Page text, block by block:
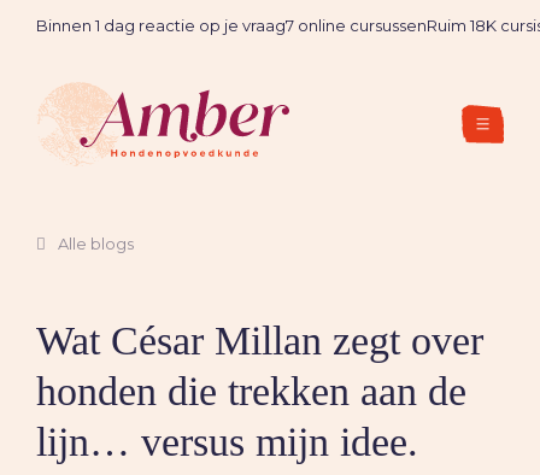
Binnen 1 dag reactie op je vraag7 online cursussenRuim 18K
Alle blogs
Wat César Millan zegt over
honden die trekken aan de
lijn… versus mijn idee.